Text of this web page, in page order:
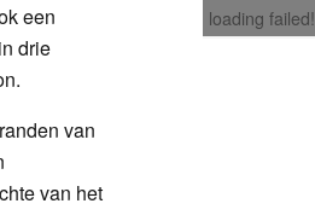
loading failed!
een
drie
van
van het